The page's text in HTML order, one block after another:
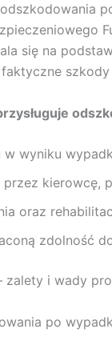
się na
w wyniku
przez kierowcę,
oraz
zdolność
i wady
po